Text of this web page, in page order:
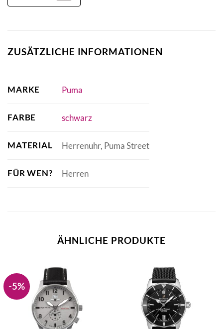
ZUSÄTZLICHE INFORMATIONEN
MARKE Puma
FARBE schwarz
MATERIAL Herrenuhr, Puma Street
FÜR WEN? Herren
ÄHNLICHE PRODUKTE
-5%